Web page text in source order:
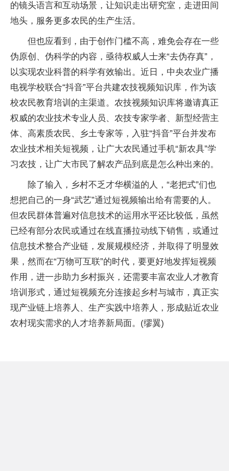
的镜头语言和互动场景，让知识走出研究室，走进田间
地头，服务更多农民的生产生活。
但也应看到，由于创作门槛不高，难免会存在一些
伪原创、伪科学的内容，亟待权威人士来“去伪存真”，
以实现农业科普的科学有效输出。近日，中央农业广播
电视学校联合“抖音”平台共建农技视频知识库，作为该
校农民教育培训的主渠道。农技视频知识库将邀请真正
权威的农业技术专业人员、农技专家学者、新型经营主
体、高素质农民、乡土专家等，入驻“抖音”平台并发布
农业技术相关短视频，让广大农民通过手机“新农具”学
习农技，让广大市民了解农产品到底是怎么种出来的。
除了输入，乡村不乏才华横溢的人，“老把式”们也
想把自己的一身“武艺”通过短视频输出给有需要的人。
但农民群体普遍对信息技术的运用水平还比较低，虽然
已经有部分农民或通过在线直播拉动线下销售，或通过
信息技术整合产业链，发展规模经济，并取得了明显效
果，然而在“万物可互联”的时代，要更好地发挥短视频
作用，进一步助力乡村振兴，还需要丰富农业人才教育
培训形式，通过短视频充分连接起乡村与城市，真正实
现产业链上培养人、生产实践中培养人，形成贴近农业
农村现实需求的人才培养新局面。(缪翼)